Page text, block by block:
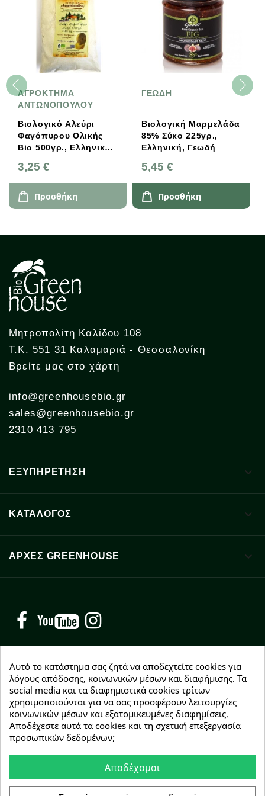
Ολικής
Βιολογική Μαρμελάδα
85% Σύκο 225γρ.,
Ελληνική, Γεωδή
ΒΙΟΑΓΡΟΣ
Βιοαγρός
Φακές Μαύρες
500g
Μητροπολίτη Καλίδου 108
Τ.Κ. 551 31 Καλαμαριά - Θεσσαλονίκη
Βρείτε μας στο χάρτη
info@greenhousebio.gr
sales@greenhousebio.gr
2310 413 795
ΕΞΥΠΗΡΕΤΗΣΗ 
ΚΑΤΑΛΟΓΟΣ 
ΑΡΧΈΣ GREENHOUSE 
Facebook YouTube
NEWSLETTER
Εγγραφείτε δωρεάν και θα είστε οι πρώτοι που θα
λάβετε τα νέα μας γύρω από προσφορές, εκπτώσεις
και νέα προϊόντα.
Συμφωνώ με τουςόρους χρήσης
Αυτό το κατάστημα σας ζητά να αποδεχτείτε cookies για
λόγους απόδοσης, κοινωνικών μέσων και διαφήμισης. Τα
social media και τα διαφημιστικά cookies τρίτων
χρησιμοποιούνται για να σας προσφέρουν λειτουργίες
κοινωνικών μέσων και εξατομικευμένες διαφημίσεις.
Αποδέχεστε αυτά τα cookies και τη σχετική επεξεργασία
προσωπικών δεδομένων;
Αποδέχομαι